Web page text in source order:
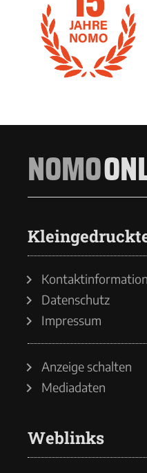
NOMO
Datenschutz
Impressum
Anzeige schalten
Mediadaten
Weblinks